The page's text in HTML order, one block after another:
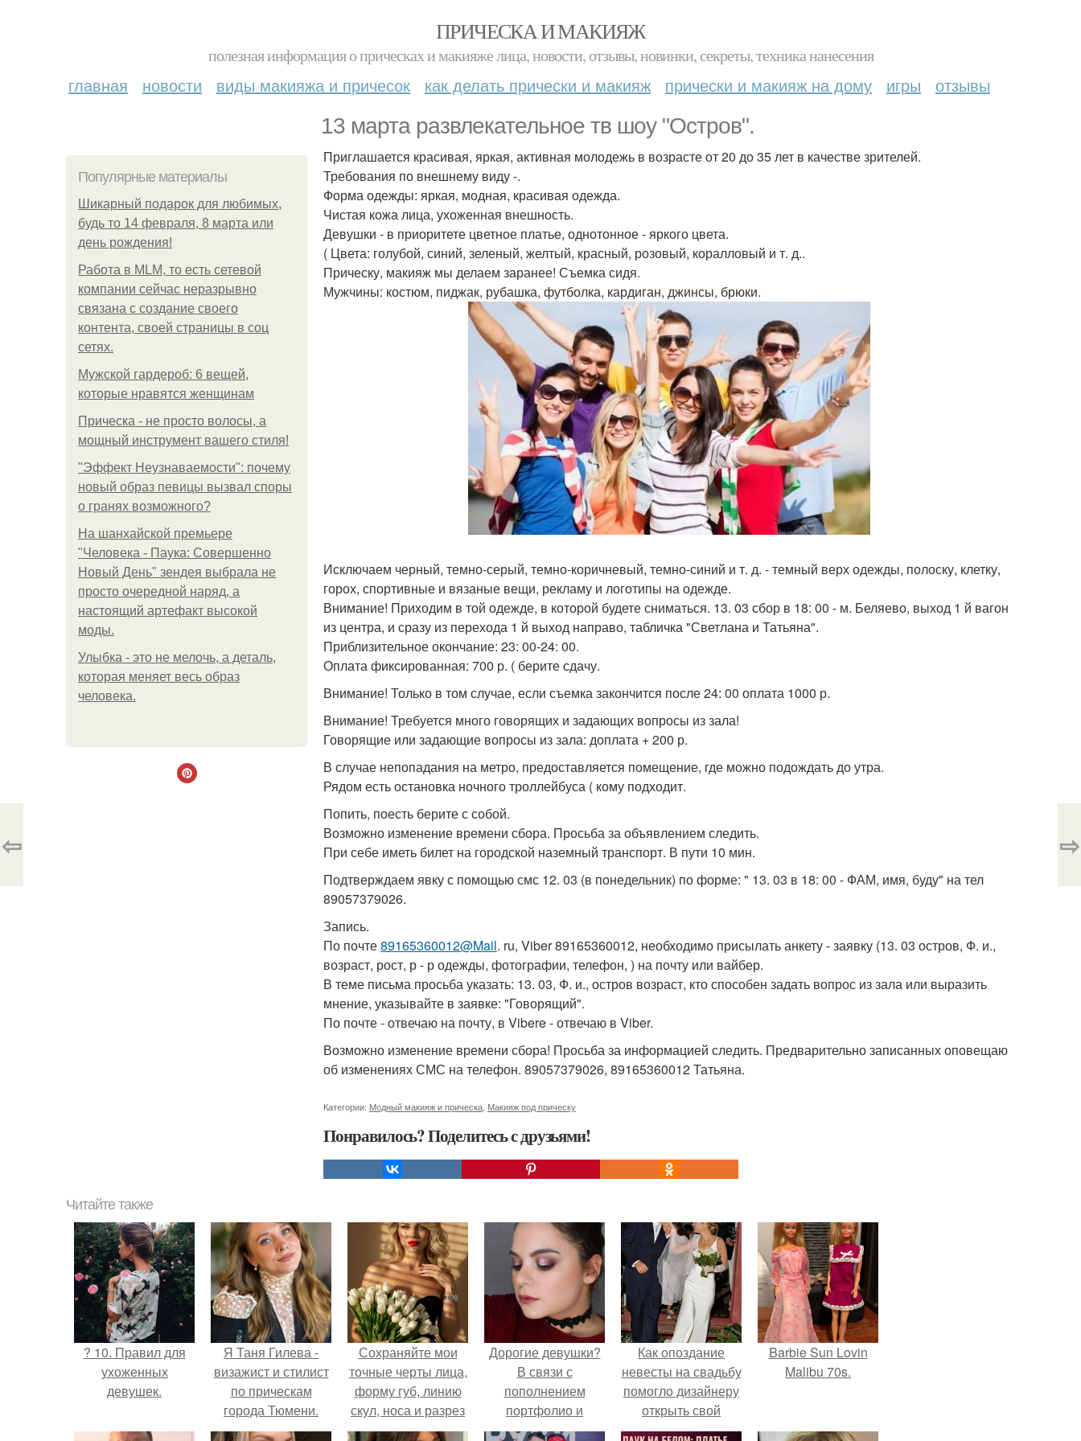
ПРИЧЕСКА И МАКИЯЖ
полезная информация о прическах и макияже лица, новости, отзывы, новинки, секреты, техника нанесения
главная новости виды макияжа и причесок как делать прически и макияж прически и макияж на дому игры отзывы
13 марта развлекательное тв шоу "Остров".
Популярные материалы
Шикарный подарок для любимых,
будь то 14 февраля, 8 марта или
день рождения!
Работа в MLM, то есть сетевой
компании сейчас неразрывно
связана с создание своего
контента, своей страницы в соц
сетях.
Мужской гардероб: 6 вещей,
которые нравятся женщинам
Прическа - не просто волосы, а
мощный инструмент вашего стиля!
"Эффект Неузнаваемости": почему
новый образ певицы вызвал споры
о гранях возможного?
На шанхайской премьере
"Человека - Паука: Совершенно
Новый День" зендея выбрала не
просто очередной наряд, а
настоящий артефакт высокой
моды.
Улыбка - это не мелочь, а деталь,
которая меняет весь образ
человека.
Приглашается красивая, яркая, активная молодежь в возрасте от 20 до 35 лет в качестве зрителей.
Требования по внешнему виду -.
Форма одежды: яркая, модная, красивая одежда.
Чистая кожа лица, ухоженная внешность.
Девушки - в приоритете цветное платье, однотонное - яркого цвета.
( Цвета: голубой, синий, зеленый, желтый, красный, розовый, коралловый и т. д..
Прическу, макияж мы делаем заранее! Съемка сидя.
Мужчины: костюм, пиджак, рубашка, футболка, кардиган, джинсы, брюки.
Исключаем черный, темно-серый, темно-коричневый, темно-синий и т. д. - темный верх одежды, полоску, клетку,
горох, спортивные и вязаные вещи, рекламу и логотипы на одежде.
Внимание! Приходим в той одежде, в которой будете сниматься. 13. 03 сбор в 18: 00 - м. Беляево, выход 1 й вагон
из центра, и сразу из перехода 1 й выход направо, табличка "Светлана и Татьяна".
Приблизительное окончание: 23: 00-24: 00.
Оплата фиксированная: 700 р. ( берите сдачу.
Внимание! Только в том случае, если съемка закончится после 24: 00 оплата 1000 р.
Внимание! Требуется много говорящих и задающих вопросы из зала!
Говорящие или задающие вопросы из зала: доплата + 200 р.
В случае непопадания на метро, предоставляется помещение, где можно подождать до утра.
Рядом есть остановка ночного троллейбуса ( кому подходит.
Попить, поесть берите с собой.
Возможно изменение времени сбора. Просьба за объявлением следить.
При себе иметь билет на городской наземный транспорт. В пути 10 мин.
Подтверждаем явку с помощью смс 12. 03 (в понедельник) по форме: " 13. 03 в 18: 00 - ФАМ, имя, буду" на тел
89057379026.
Запись.
По почте89165360012@Mail. ru, Viber 89165360012, необходимо присылать анкету - заявку (13. 03 остров, Ф. и.,
возраст, рост, р - р одежды, фотографии, телефон, ) на почту или вайбер.
В теме письма просьба указать: 13. 03, Ф. и., остров возраст, кто способен задать вопрос из зала или выразить
мнение, указывайте в заявке: "Говорящий".
По почте - отвечаю на почту, в Vibere - отвечаю в Viber.
Возможно изменение времени сбора! Просьба за информацией следить. Предварительно записанных оповещаю
об изменениях СМС на телефон. 89057379026, 89165360012 Татьяна.
Категории: Модный макияж и прическа Макияж под прическу
Понравилось? Поделитесь с друзьями!
⇦ ⇨
Читайте также
? 10. Правил для
ухоженных
девушек.
Я Таня Гилева -
визажист и стилист
по прическам
города Тюмени.
Сохраняйте мои
точные черты лица,
форму губ, линию
скул, носа и разрез
глаз.
Дорогие девушки?
В связи с
пополнением
портфолио и
расширением
Как опоздание
невесты на свадьбу
помогло дизайнеру
открыть свой
бренд.
Barbie Sun Lovin
Malibu 70s.